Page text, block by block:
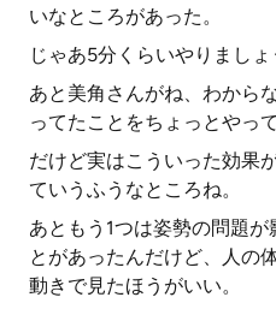
いなところがあった。
じゃあ5分くらいやりましょ
あと美角さんがね、わから
ってたことをちょっとやっ
だけど実はこういった効果
ていうふうなところね。
あともう1つは姿勢の問題
とがあったんだけど、人の
動きで見たほうがいい。